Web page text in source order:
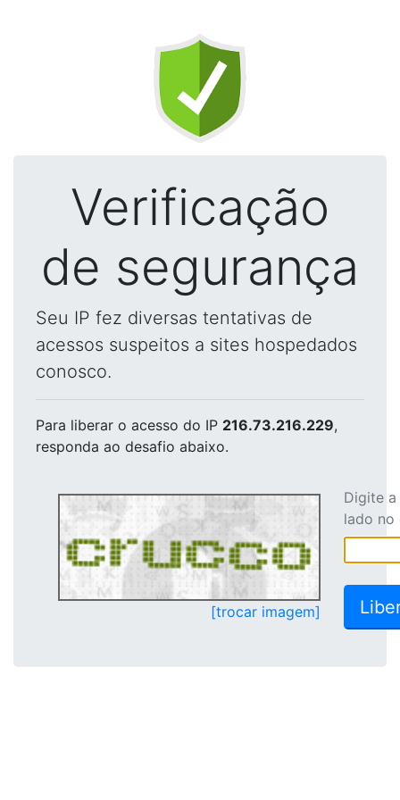
Verificação
de segurança
Seu IP fez diversas tentativas de
acessos suspeitos a sites hospedados
conosco.
Para liberar o acesso do IP 216.73.216.229,
responda ao desafio abaixo.
[trocar imagem]
Digite
lado no